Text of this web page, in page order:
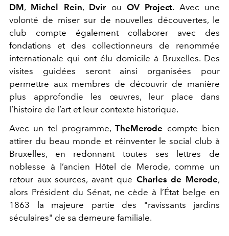
DM, Michel Rein, Dvirou OV Project. Avec une
volonté de miser sur de nouvelles découvertes, le
club compte également collaborer avec des
fondations et des collectionneurs de renommée
internationale qui ont élu domicile à Bruxelles. Des
visites guidées seront ainsi organisées pour
permettre aux membres de découvrir de manière
plus approfondie les œuvres, leur place dans
l’histoire de l’art et leur contexte historique.
Avec un tel programme,TheMerode compte bien
attirer du beau monde et réinventer le social club à
Bruxelles, en redonnant toutes ses lettres de
noblesse à l’ancien Hôtel de Merode, comme un
retour aux sources, avant que Charles de Merode,
alors Président du Sénat, ne cède à l’État belge en
1863 la majeure partie des "ravissants jardins
séculaires" de sa demeure familiale.